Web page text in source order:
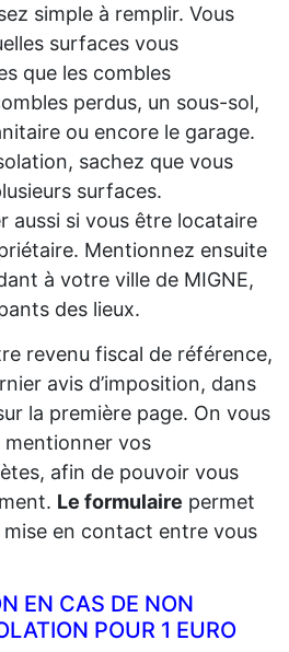
simple à remplir. Vous
surfaces vous
que les combles
perdus, un sous-sol,
ou encore le garage.
sachez que vous
surfaces.
aussi si vous être locataire
Mentionnez ensuite
à votre ville de MIGNE,
des lieux.
revenu fiscal de référence,
avis d’imposition, dans
la première page. On vous
mentionner vos
afin de pouvoir vous
Le formulaire permet
mise en contact entre vous
EN CAS DE NON
POUR 1 EURO